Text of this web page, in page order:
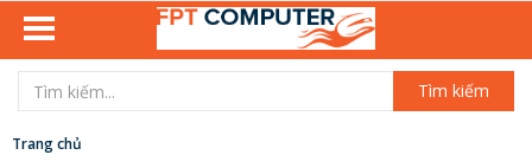
Tìm kiếm
Trang chủ